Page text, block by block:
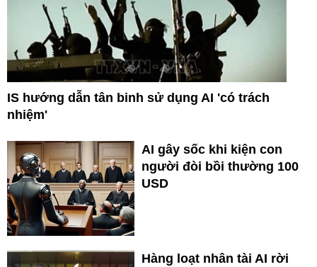
IS hướng dẫn tân binh sử dụng AI 'có trách
nhiệm'
AI gây sốc khi kiện con
người đòi bồi thường 100
USD
Hàng loạt nhân tài AI rời